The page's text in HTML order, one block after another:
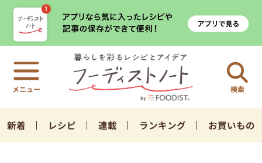
検索
新着 レシピ 連載 ランキング お買いもの